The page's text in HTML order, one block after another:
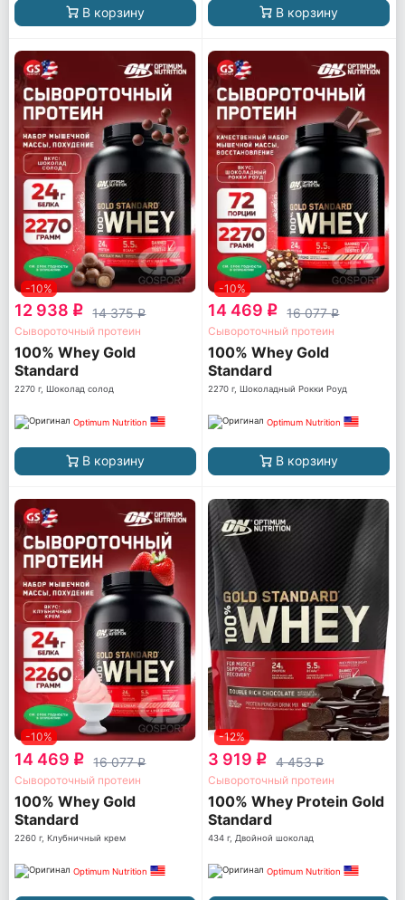
В корзину В корзину
-10%
12 938 q 14 375q
Сывороточный протеин
100% Whey Gold
Standard
2270 г, Шоколад солод
Optimum Nutrition
В корзину
-10%
14 469 q 16 077q
Сывороточный протеин
100% Whey Gold
Standard
2270 г, Шоколадный Рокки Роуд
Optimum Nutrition
В корзину
-10%
14 469 q 16 077q
Сывороточный протеин
100% Whey Gold
Standard
2260 г, Клубничный крем
Optimum Nutrition
-12%
3 919 q 4 453q
Сывороточный протеин
100% Whey Protein Gold
Standard
434 г, Двойной шоколад
Optimum Nutrition